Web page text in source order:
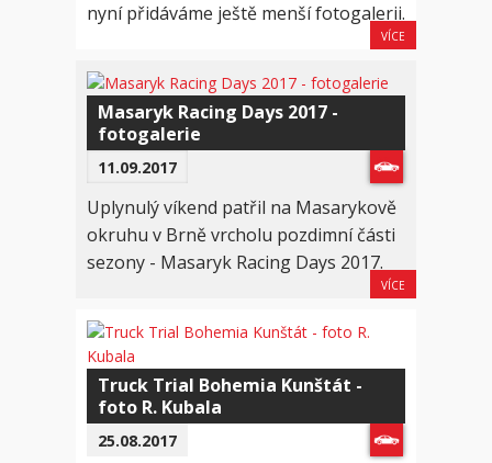
nyní přidáváme ještě menší fotogalerii.
VÍCE
Masaryk Racing Days 2017 -
fotogalerie
11.09.2017
Uplynulý víkend patřil na Masarykově
okruhu v Brně vrcholu pozdimní části
sezony - Masaryk Racing Days 2017.
VÍCE
Truck Trial Bohemia Kunštát -
foto R. Kubala
25.08.2017